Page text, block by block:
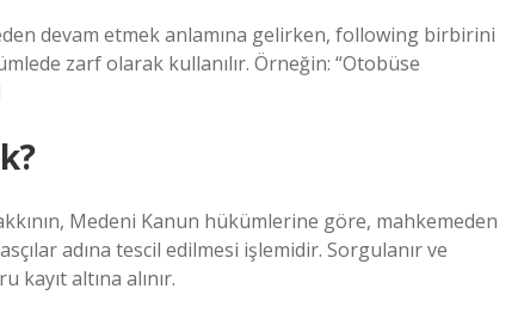
devam etmek anlamına gelirken, following birbirini
zarf olarak kullanılır. Örneğin: “Otobüse
Medeni Kanun hükümlerine göre, mahkemeden
adına tescil edilmesi işlemidir. Sorgulanır ve
altına alınır.